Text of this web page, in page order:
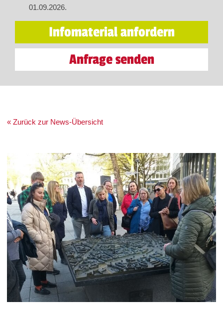
01.09.2026.
Infomaterial anfordern
Anfrage senden
« Zurück zur News-Übersicht